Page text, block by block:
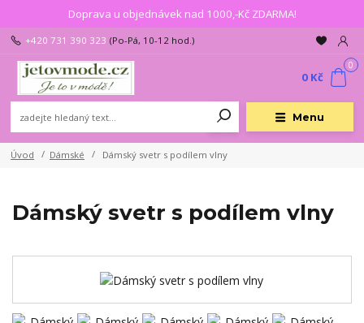
Doprava u objednávek nad 1000,-Kč ZDARMA!
Menu
+420 731 390 323 (Po-Pá, 10-12 hod.)
0
0 Kč
Úvod Dámské Dámský svetr s podílem vlny
Dámský svetr s podílem vlny